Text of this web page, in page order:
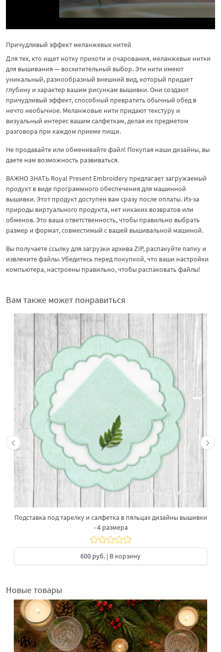
Причудливый эффект меланжевых нитей
Для тех, кто ищет нотку прихоти и очарования, меланжевые нитки
для вышивания — восхитительный выбор. Эти нити имеют
уникальный, разнообразный внешний вид, который придает
глубину и характер вашим рисункам вышивки. Они создают
причудливый эффект, способный превратить обычный обед в
нечто необычное. Меланжовые нити придают текстуру и
визуальный интерес вашим салфеткам, делая их предметом
разговора при каждом приеме пищи.
Не продавайте или обменивайте файл! Покупая наши дизайны, вы
даете нам возможность развиваться.
ВАЖНО ЗНАТЬ Royal Present Embroidery предлагает загружаемый
продукт в виде программного обеспечения для машинной
вышивки. Этот продукт доступен вам сразу после оплаты. Из-за
природы виртуального продукта, нет никаких возвратов или
обменов. Это ваша ответственность, чтобы правильно выбрать
размер и формат, совместимый с вашей вышивальной машиной.
Вы получаете ссылку для загрузки архива ZIP, распакуйте папку и
извлеките файлы. Убедитесь перед покупкой, что ваши настройки
компьютера, настроены правильно, чтобы распаковать файлы!
Вам также может понравиться
Подставка под тарелку​ и салфетка в пяльцах дизайны вышивки
- 4 размера
600 руб. | В корзину
Новые товары